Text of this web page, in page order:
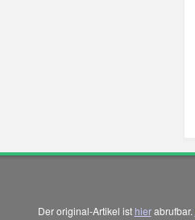
Der original-Artikel ist hierabrufbar.